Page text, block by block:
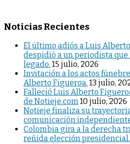
Noticias Recientes
El último adiós a Luis
despidió a un periodista que
legado. 15 julio, 2026
Invitación a los actos
Alberto Figueroa. 13 julio,
Falleció Luis Alberto
de Notieje.com10 julio, 2026
Notieje finaliza su
comunicación
Colombia gira a la derecha
reñida elección presidencial.